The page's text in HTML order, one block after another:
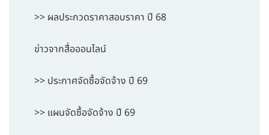
>> ผลประกวดราคาสอบราคา ปี 68
ข่าวจากสื่อออนไลน์
>> ประกาศจัดซื้อจัดจ้าง ปี 69
>> แผนจัดซื้อจัดจ้าง ปี 69